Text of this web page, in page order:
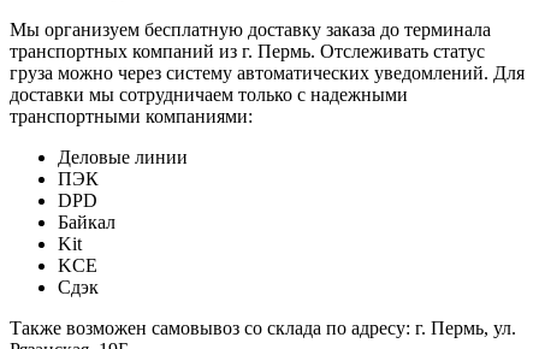
Мы организуем бесплатную доставку заказа до терминала
транспортных компаний из г. Пермь. Отслеживать статус
груза можно через систему автоматических уведомлений. Для
доставки мы сотрудничаем только с надежными
транспортными компаниями:
Деловые линии
ПЭК
DPD
Байкал
Kit
KCE
Сдэк
Также возможен самовывоз со склада по адресу: г. Пермь, ул.